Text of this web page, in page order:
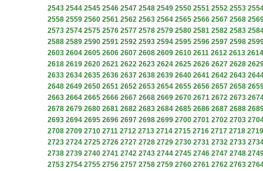
2543 2544 2545 2546 2547 2548 2549 2550 2551 2552 2553
2558 2559 2560 2561 2562 2563 2564 2565 2566 2567 2568
2573 2574 2575 2576 2577 2578 2579 2580 2581 2582 2583
2588 2589 2590 2591 2592 2593 2594 2595 2596 2597 2598
2603 2604 2605 2606 2607 2608 2609 2610 2611 2612 2613 2614
2618 2619 2620 2621 2622 2623 2624 2625 2626 2627 2628
2633 2634 2635 2636 2637 2638 2639 2640 2641 2642 2643
2648 2649 2650 2651 2652 2653 2654 2655 2656 2657 2658
2663 2664 2665 2666 2667 2668 2669 2670 2671 2672 2673
2678 2679 2680 2681 2682 2683 2684 2685 2686 2687 2688
2693 2694 2695 2696 2697 2698 2699 2700 2701 2702 2703
2708 2709 2710 2711 2712 2713 2714 2715 2716 2717 2718 2719
2723 2724 2725 2726 2727 2728 2729 2730 2731 2732 2733
2738 2739 2740 2741 2742 2743 2744 2745 2746 2747 2748
2753 2754 2755 2756 2757 2758 2759 2760 2761 2762 2763